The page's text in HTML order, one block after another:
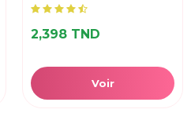
2,398 TND
Voir